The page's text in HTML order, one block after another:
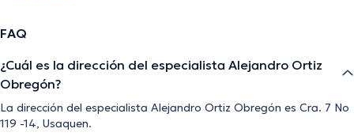
FAQ
¿Cuál es la dirección del especialista Alejandro Ortiz
Obregón?
La dirección del especialista Alejandro Ortiz Obregón es Cra. 7 No
119 -14, Usaquen.